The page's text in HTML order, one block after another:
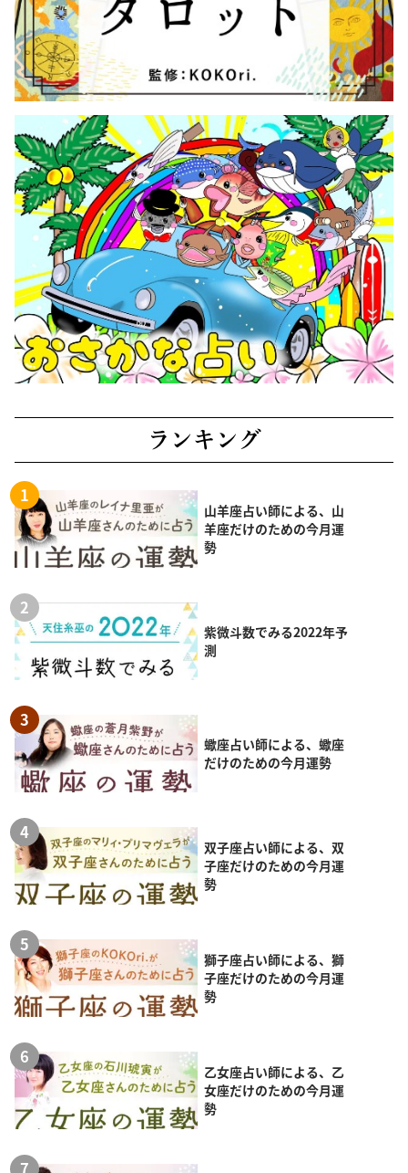
ランキング
山羊座占い師による、山
羊座だけのための今月運
勢
紫微斗数でみる2022年予
測
蠍座占い師による、蠍座
だけのための今月運勢
双子座占い師による、双
子座だけのための今月運
勢
獅子座占い師による、獅
子座だけのための今月運
勢
乙女座占い師による、乙
女座だけのための今月運
勢